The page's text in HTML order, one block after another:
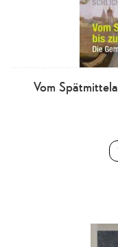
Vom